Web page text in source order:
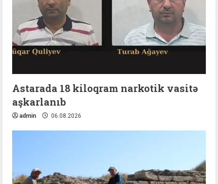
Astarada 18 kiloqram narkotik vasitə
aşkarlanıb
admin 06.08.2026